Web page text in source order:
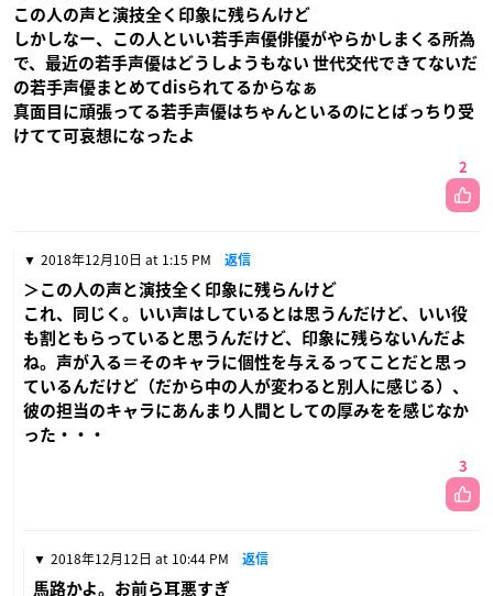
この人の声と演技全く印象に残らんけど
しかしなー、この人といい若手声優俳優がやらかしまくる所為
で、最近の若手声優はどうしようもない 世代交代できてないだ
の若手声優まとめてdisられてるからなぁ
真面目に頑張ってる若手声優はちゃんといるのにとばっちり受
けてて可哀想になったよ
2
2018年12月10日 at 1:15 PM 返信
＞この人の声と演技全く印象に残らんけど
これ、同じく。いい声はしているとは思うんだけど、いい役
も割ともらっていると思うんだけど、印象に残らないんだよ
ね。声が入る＝そのキャラに個性を与えるってことだと思っ
ているんだけど（だから中の人が変わると別人に感じる）、
彼の担当のキャラにあんまり人間としての厚みをを感じなか
った・・・
3
2018年12月12日 at 10:44 PM 返信
馬路かよ。お前ら耳悪すぎ